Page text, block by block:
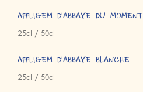
AFFLIGEM D'ABBAYE DU MOMENT
25cl / 50cl
AFFLIGEM D'ABBAYE BLANCHE
25cl / 50cl